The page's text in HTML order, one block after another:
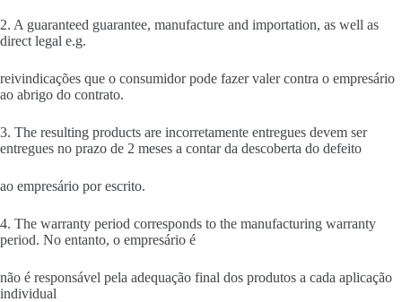
2. A guaranteed guarantee, manufacture and importation, as well as
direct legal e.g.
reivindicações que o consumidor pode fazer valer contra o empresário
ao abrigo do contrato.
3. The resulting products are incorretamente entregues devem ser
entregues no prazo de 2 meses a contar da descoberta do defeito
ao empresário por escrito.
4. The warranty period corresponds to the manufacturing warranty
period. No entanto, o empresário é
não é responsável pela adequação final dos produtos a cada aplicação
individual